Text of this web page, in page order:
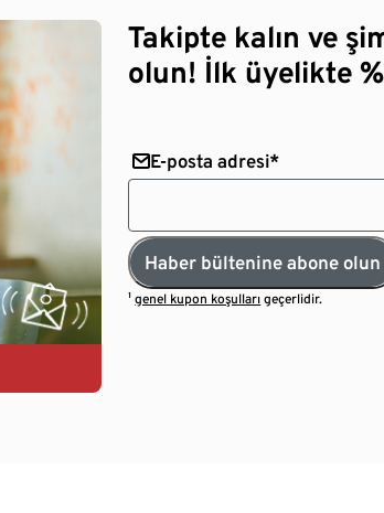
Takipte kalın ve
olun! İlk üyelikte
E-posta adresi*
Haber bültenine abone olun
¹genel kupon koşulları geçerlidir.